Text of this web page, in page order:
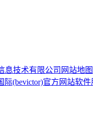
息技术有限公司 网站地图
际(bevictor)官方网站软